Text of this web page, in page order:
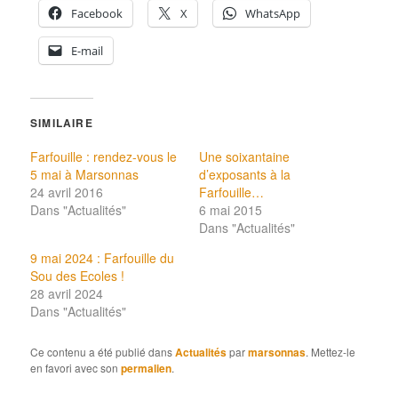
Facebook
X WhatsApp
E-mail
SIMILAIRE
Farfouille : rendez-vous le
5 mai à Marsonnas
24 avril 2016
Dans "Actualités"
Une soixantaine
d’exposants à la
Farfouille…
6 mai 2015
Dans "Actualités"
9 mai 2024 : Farfouille du
Sou des Ecoles !
28 avril 2024
Dans "Actualités"
Ce contenu a été publié dansActualitésparmarsonnas. Mettez-le
en favori avec sonpermalien.